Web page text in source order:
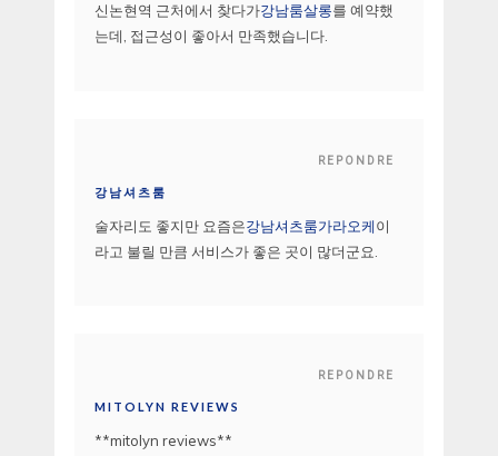
신논현역 근처에서 찾다가강남룸살롱를 예약했
는데, 접근성이 좋아서 만족했습니다.
REPONDRE
강남셔츠룸
술자리도 좋지만 요즘은강남셔츠룸가라오케이
라고 불릴 만큼 서비스가 좋은 곳이 많더군요.
REPONDRE
MITOLYN REVIEWS
**mitolyn reviews**